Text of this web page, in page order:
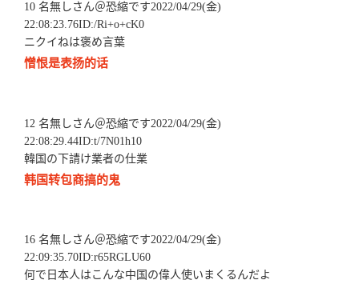
10 名無しさん＠恐縮です2022/04/29(金)
22:08:23.76ID:/Ri+o+cK0
ニクイねは褒め言葉
憎恨是表扬的话
12 名無しさん＠恐縮です2022/04/29(金)
22:08:29.44ID:t/7N01h10
韓国の下請け業者の仕業
韩国转包商搞的鬼
16 名無しさん＠恐縮です2022/04/29(金)
22:09:35.70ID:r65RGLU60
何で日本人はこんな中国の偉人使いまくるんだよ